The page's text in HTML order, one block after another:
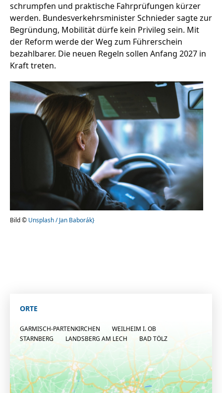
Stellenangebote
Unternehmen
Das geheime Geräusch
Wandern
Amphibienschutz
Team
Service
Nachgehört
Podcast
Newsletter
Zeit fürs Oberland
Handwerker
schrumpfen und praktische Fahrprüfungen kürzer
werden. Bundesverkehrsminister Schnieder sagte zur
Begründung, Mobilität dürfe kein Privileg sein. Mit
der Reform werde der Weg zum Führerschein
bezahlbarer. Die neuen Regeln sollen Anfang 2027 in
Kraft treten.
Bild © Unsplash / Jan Baborák}
ORTE
GARMISCH-PARTENKIRCHEN
WEILHEIM I. OB
STARNBERG
LANDSBERG AM LECH BAD TÖLZ